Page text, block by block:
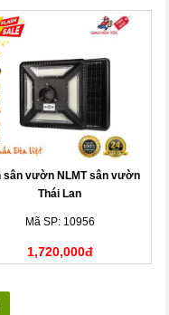
sân vườn NLMT sân vườn
Thái Lan
Mã SP: 10956
1,720,000đ